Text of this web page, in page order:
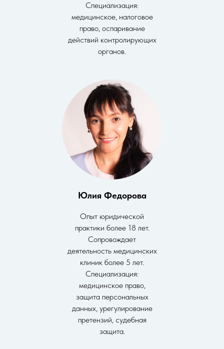
Специализация:
медицинское, налоговое
право, оспаривание
действий контролирующих
органов.
Юлия Федорова
Опыт юридической
практики более 18 лет.
Сопровождает
деятельность медицинских
клиник более 5 лет.
Специализация:
медицинское право,
защита персональных
данных, урегулирование
претензий, судебная
защита.